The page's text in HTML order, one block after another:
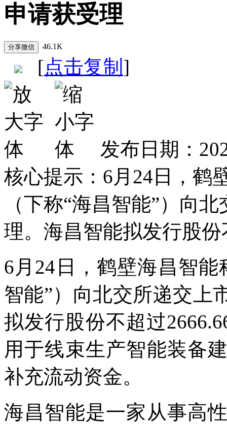
申请获受理
46.1K
[点击复制 ]
发布日期：
核心提示： 6月24日，鹤
（下称“海昌智能”）向
理。海昌智能拟发行股份
6月24日，鹤壁海昌智
智能”）向北交所递交上
拟发行股份不超过
用于线束生产智能装备
补充流动资金。
海昌智能是一家从事高